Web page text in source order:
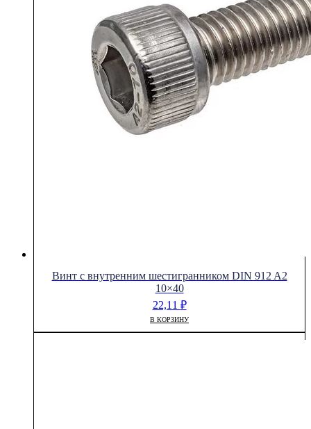
Винт с внутренним шестигранником DIN 912 A2
10×40
22,11 ₽
В КОРЗИНУ